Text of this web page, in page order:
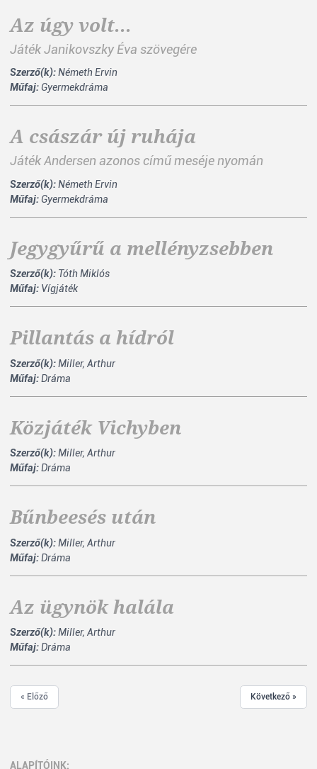
Az úgy volt...
Játék Janikovszky Éva szövegére
Szerző(k):Németh Ervin
Műfaj:Gyermekdráma
A császár új ruhája
Játék Andersen azonos című meséje nyomán
Szerző(k):Németh Ervin
Műfaj:Gyermekdráma
Jegygyűrű a mellényzsebben
Szerző(k): Tóth Miklós
Műfaj: Vígjáték
Pillantás a hídról
Szerző(k):Miller, Arthur
Műfaj:Dráma
Közjáték Vichyben
Szerző(k):Miller, Arthur
Műfaj:Dráma
Bűnbeesés után
Szerző(k):Miller, Arthur
Műfaj:Dráma
Az ügynök halála
Szerző(k):Miller, Arthur
Műfaj:Dráma
« Előző Következő »
ALAPÍTÓINK: